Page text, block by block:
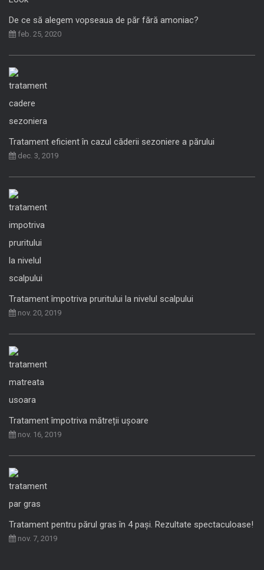
De ce să alegem vopseaua de păr fără amoniac?
feb. 25, 2020
Tratament eficient în cazul căderii sezoniere a părului
dec. 3, 2019
Tratament împotriva pruritului la nivelul scalpului
nov. 20, 2019
Tratament împotriva mătreții ușoare
nov. 16, 2019
Tratament pentru părul gras în 4 pași. Rezultate spectaculoase!
nov. 7, 2019